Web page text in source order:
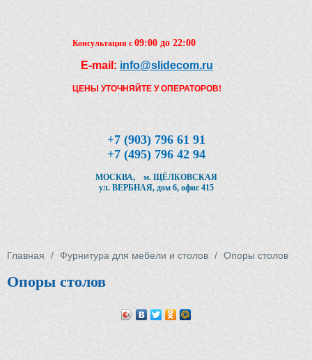
Перейти к основному содержанию
Консультация с09:00 до 22:00
E-mail: info@slidecom.ru
ЦЕНЫ УТОЧНЯЙТЕ У ОПЕРАТОРОВ!
+7 (903) 796 61 91
+7 (495) 796 42 94
МОСКВА, м. ЩЁЛКОВСКАЯ
ул. ВЕРБНАЯ, дом 6, офис 415
Вы здесь
Главная / Фурнитура для мебели и столов / Опоры столов
Опоры столов
течение ближайшего времени с Вами